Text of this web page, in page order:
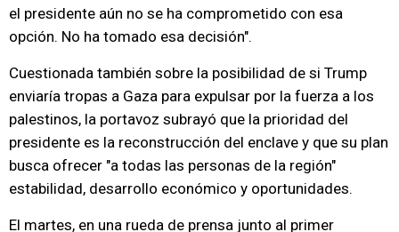
el presidente aún no se ha comprometido con esa
opción. No ha tomado esa decisión".
Cuestionada también sobre la posibilidad de si Trump
enviaría tropas a Gaza para expulsar por la fuerza a los
palestinos, la portavoz subrayó que la prioridad del
presidente es la reconstrucción del enclave y que su plan
busca ofrecer "a todas las personas de la región"
estabilidad, desarrollo económico y oportunidades.
El martes, en una rueda de prensa junto al primer